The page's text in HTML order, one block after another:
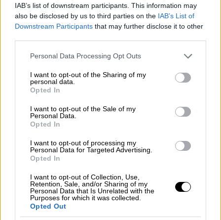
IAB’s list of downstream participants. This information may
also be disclosed by us to third parties on the IAB’s List of
Downstream Participants that may further disclose it to other
Please note that this website/app uses one or more Google
not limited to your visit or usage behaviour. You may click to
grant or deny consent to Google and its third-party tags to
use your data for below specified purposes in below Google
consent section.
Personal Data Processing Opt Outs
I want to opt-out of the Sharing of my
personal data.
Opted In
I want to opt-out of the Sale of my
Personal Data.
Opted In
I want to opt-out of processing my
Personal Data for Targeted Advertising.
Opted In
I want to opt-out of Collection, Use,
Retention, Sale, and/or Sharing of my
Personal Data that Is Unrelated with the
Purposes for which it was collected.
Opted Out
χρόνια του ύστερου καπιταλισμού και
των social media
παραμείνουν προσιτοί, το κόστος εισόδου
στο μουσείο είναι από τα χαμηλότερα στην
Ευρώπη και όχι μόνο. «Παρουσιάζοντας μια
σύγκριση με την Αμερική, όπου το εισιτήριο
Μουσείο Σύγχρονης Τέχνης (ΕΜΣΤ)
προσφέρει μια πολύ προσιτή είσοδο στην
τιμή των 8 ευρώ
. Επιπλέον, οι επισκέπτες
που επιλέγουν να επισκεφθούν το μουσείο
για δεύτερη φορά απολαμβάνουν έκπτωση
μισής τιμής στο εισιτήριο, καθώς η πλυθώρα